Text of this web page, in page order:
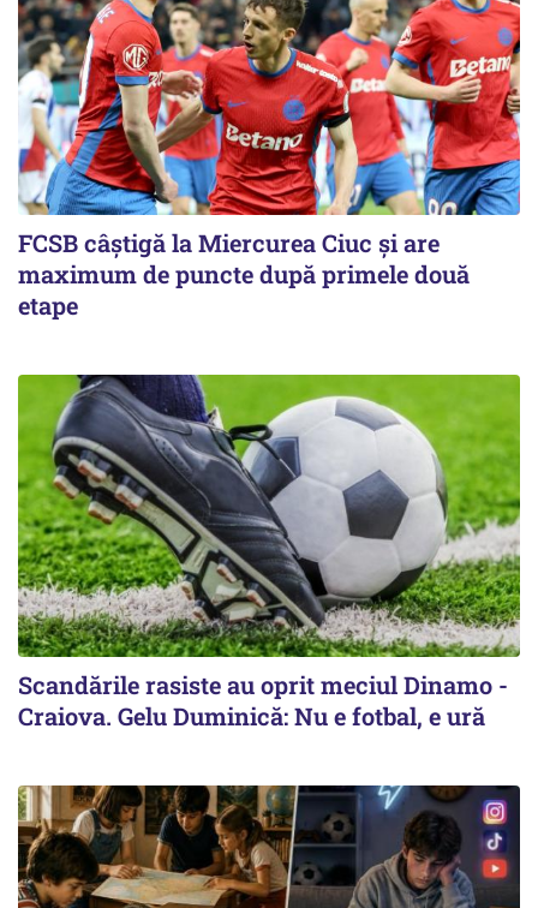
FCSB câştigă la Miercurea Ciuc şi are
maximum de puncte după primele două
etape
Scandările rasiste au oprit meciul Dinamo -
Craiova. Gelu Duminică: Nu e fotbal, e ură